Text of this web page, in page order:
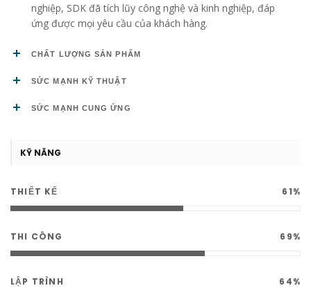
nghiệp, SDK đã tích lũy công nghệ và kinh nghiệp, đáp
ứng được mọi yêu cầu của khách hàng.
CHẤT LƯỢNG SẢN PHẨM
SỨC MẠNH KỸ THUẬT
SỨC MẠNH CUNG ỨNG
KỸ NĂNG
THIẾT KẾ 69%
THI CÔNG 78%
LẬP TRÌNH 73%